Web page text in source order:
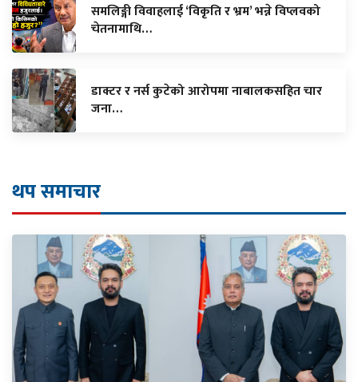
समलिङ्गी विवाहलाई ‘विकृति र भ्रम’ भन्ने विप्लवको
चेतनामाथि…
डाक्टर र नर्स कुटेको आरोपमा नाबालकसहित चार
जना…
थप समाचार